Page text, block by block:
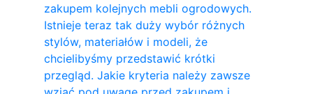
zakupem kolejnych mebli ogrodowych.
Istnieje teraz tak duży wybór różnych
stylów, materiałów i modeli, że
chcielibyśmy przedstawić krótki
przegląd. Jakie kryteria należy zawsze